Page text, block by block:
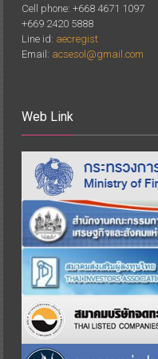
Cell phone: +668 4671 1097
+669 2420 5888
Line id: aecregist
Email: acsesol@gmail.com
Web Link